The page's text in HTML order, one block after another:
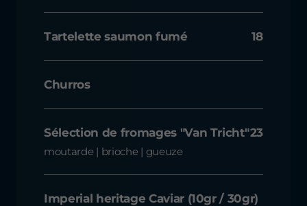
Tartelette saumon fumé 18
Churros
Sélection de fromages "Van Tricht"23
moutarde | brioche | gueuze
Imperial heritage Caviar (10gr / 30gr)